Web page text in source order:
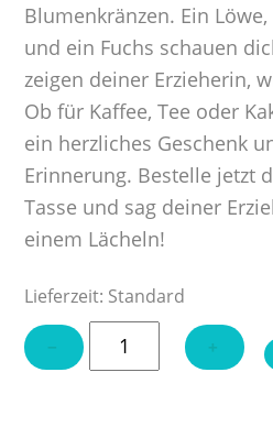
Blumenkränzen. Ein
und ein Fuchs schauen
zeigen deiner Erzieherin,
Ob für Kaffee, Tee oder
ein herzliches Geschenk
Erinnerung. Bestelle jetzt
Tasse und sag deiner
einem Lächeln!
Lieferzeit: Standard
−
Tasse
"Beste
+